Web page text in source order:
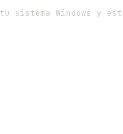
sistema Windows y